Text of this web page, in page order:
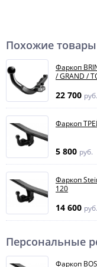
Похожие товары
Фаркоп
/ GRAND /
22 700 руб.
Фаркоп
5 800 руб.
Фаркоп
120
14 600 руб.
Персональные
Фаркоп